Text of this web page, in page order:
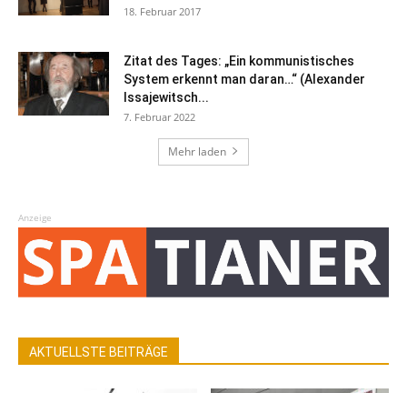
18. Februar 2017
Zitat des Tages: „Ein kommunistisches
System erkennt man daran…“ (Alexander
Issajewitsch...
7. Februar 2022
Mehr laden
Anzeige
AKTUELLSTE BEITRÄGE